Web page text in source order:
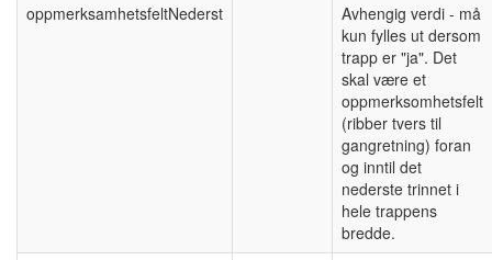
oppmerksamhetsfeltNederst
Avhengig verdi - må
kun fylles ut dersom
trapp er "ja". Det
skal være et
oppmerksomhetsfelt
(ribber tvers til
gangretning) foran
og inntil det
nederste trinnet i
hele trappens
bredde.